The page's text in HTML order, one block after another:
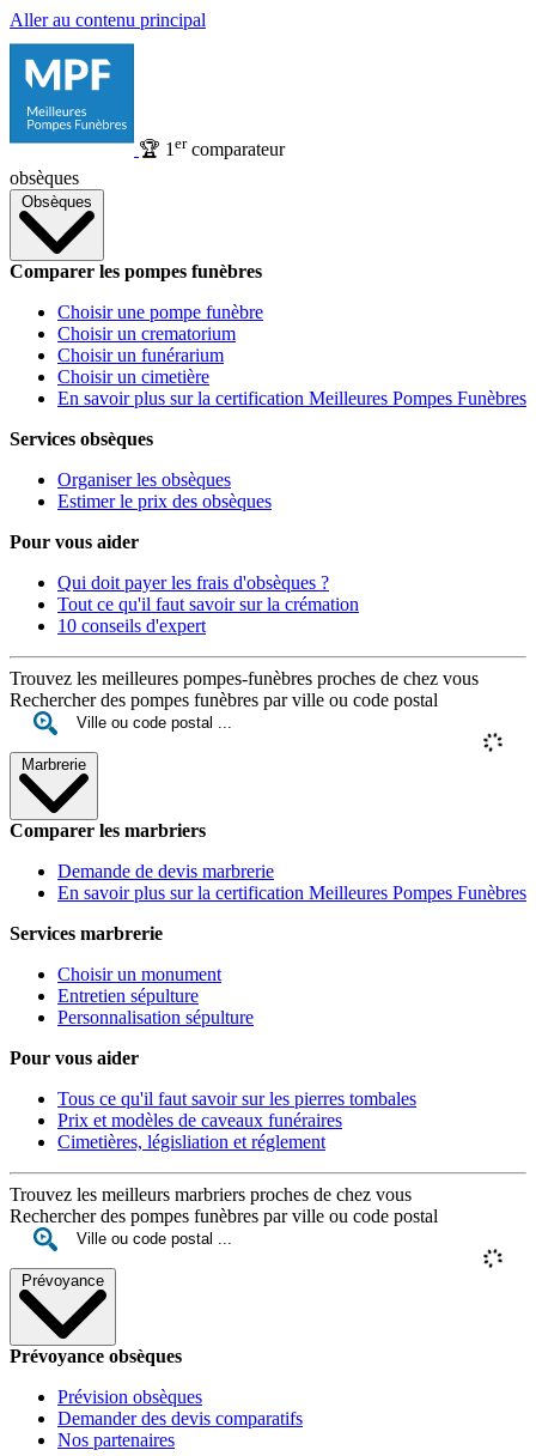
Aller au contenu principal
🏆 1 ercomparateur
obsèques
Obsèques
Comparer les pompes funèbres
Choisir une pompe funèbre
Choisir un crematorium
Choisir un funérarium
Choisir un cimetière
En savoir plus sur la certification Meilleures Pompes Funèbres
Services obsèques
Organiser les obsèques
Estimer le prix des obsèques
Pour vous aider
Qui doit payer les frais d'obsèques ?
Tout ce qu'il faut savoir sur la crémation
10 conseils d'expert
Trouvez les meilleures pompes-funèbres proches de chez vous
Rechercher des pompes funèbres par ville ou code postal
Marbrerie
Comparer les marbriers
Demande de devis marbrerie
En savoir plus sur la certification Meilleures Pompes Funèbres
Services marbrerie
Choisir un monument
Entretien sépulture
Personnalisation sépulture
Pour vous aider
Tous ce qu'il faut savoir sur les pierres tombales
Prix et modèles de caveaux funéraires
Cimetières, législiation et réglement
Trouvez les meilleurs marbriers proches de chez vous
Rechercher des pompes funèbres par ville ou code postal
Prévoyance
Prévoyance obsèques
Prévision obsèques
Demander des devis comparatifs
Nos partenaires